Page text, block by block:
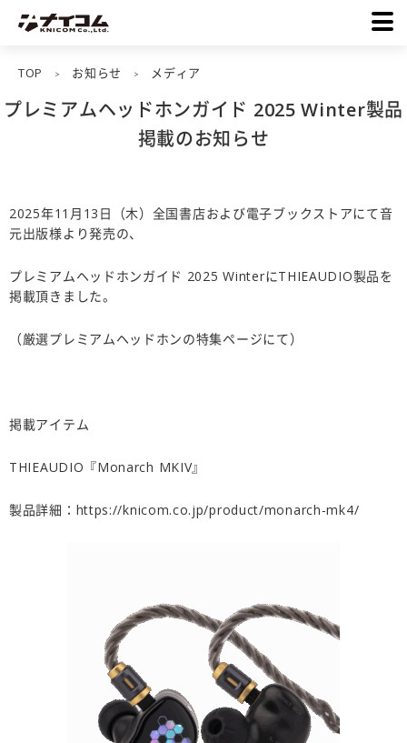
TOP > お知らせ > メディア
プレミアムヘッドホンガイド 2025 Winter製品
掲載のお知らせ
2025年11月13日（木）全国書店および電子ブックストアにて音
元出版様より発売の、
プレミアムヘッドホンガイド 2025 WinterにTHIEAUDIO製品を
掲載頂きました。
（厳選プレミアムヘッドホンの特集ページにて）
掲載アイテム
THIEAUDIO『Monarch MKIV』
製品詳細： https://knicom.co.jp/product/monarch-mk4/